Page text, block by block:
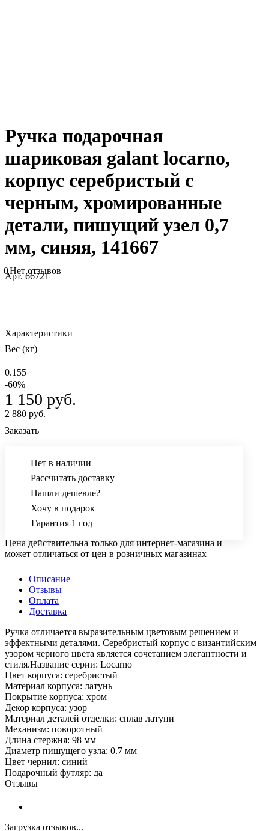
Ручка подарочная
шариковая galant locarno,
корпус серебристый с
черным, хромированные
детали, пишущий узел 0,7
мм, синяя, 141667
0Нет отзывов
Арт.66721
Характеристики
Вес (кг)
—
0.155
-60%
1 150 руб.
2 880 руб.
Заказать
Нет в наличии
Рассчитать доставку
Нашли дешевле?
Хочу в подарок
Гарантия 1 год
Цена действительна только для интернет-магазина и
может отличаться от цен в розничных магазинах
Описание
Отзывы
Оплата
Доставка
Ручка отличается выразительным цветовым решением и
эффектными деталями. Серебристый корпус с византийским
узором черного цвета является сочетанием элегантности и
стиля.Название серии: Locarno
Цвет корпуса: серебристый
Материал корпуса: латунь
Покрытие корпуса: хром
Декор корпуса: узор
Материал деталей отделки: сплав латуни
Механизм: поворотный
Длина стержня: 98 мм
Диаметр пишущего узла: 0.7 мм
Цвет чернил: синий
Подарочный футляр: да
Отзывы
Загрузка отзывов...